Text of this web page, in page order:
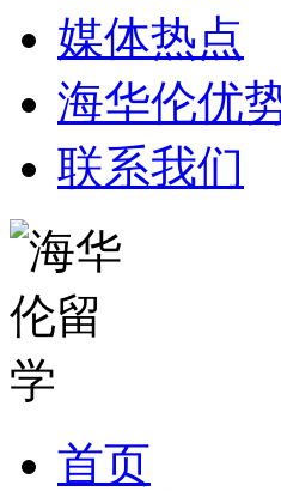
媒体热点
海华伦优
联系我们
首页